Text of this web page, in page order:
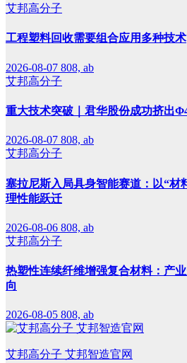
艾邦高分子
工程塑料回收需要组合应用多种技术
2026-08-07 808, ab
艾邦高分子
重大技术突破｜君华股份成功挤出
2026-08-07 808, ab
艾邦高分子
塞拉尼斯入局具身智能赛道：以“材
理性能跃迁
2026-08-06 808, ab
艾邦高分子
热塑性连续纤维增强复合材料：产
向
2026-08-05 808, ab
艾邦高分子 艾邦智造官网